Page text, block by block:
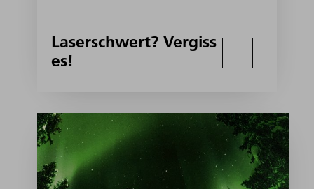
Laserschwert? Vergiss
es!